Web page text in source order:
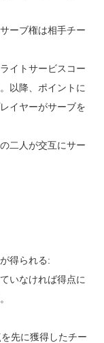
ーブ権は相手チー
イトサービスコー
以降、ポイントに
イヤーがサーブを
二人が交互にサー
得られる:
いなければ得点に
先に獲得したチー